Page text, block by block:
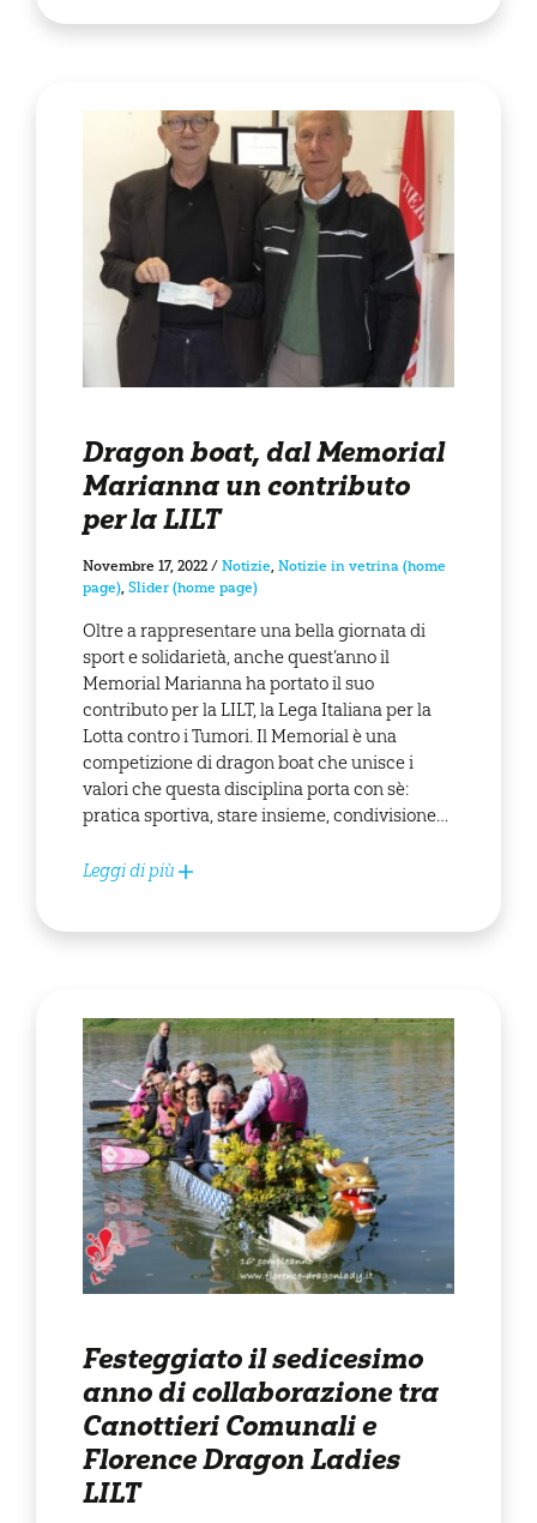
Dragon boat, dal Memorial
Marianna un contributo
per la LILT
Novembre 17, 2022 / Notizie Notizie in vetrina (home
page) Slider (home page)
Oltre a rappresentare una bella giornata di
sport e solidarietà, anche quest’anno il
Memorial Marianna ha portato il suo
contributo per la LILT, la Lega Italiana per la
Lotta contro i Tumori. Il Memorial è una
competizione di dragon boat che unisce i
valori che questa disciplina porta con sè:
pratica sportiva, stare insieme, condivisione…
Leggi di più
Festeggiato il sedicesimo
anno di collaborazione tra
Canottieri Comunali e
Florence Dragon Ladies
LILT